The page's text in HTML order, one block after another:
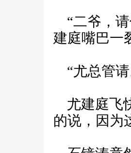
“二爷，请
建庭嘴巴一
“尤总管请
尤建庭飞
的说，因为